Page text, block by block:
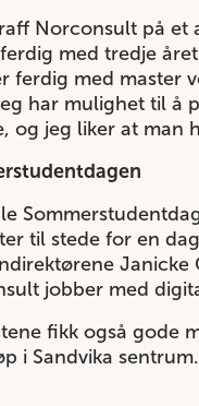
Norconsult på et
med tredje
ferdig med master
har mulighet til å
og jeg liker at man
til stede for en
Janicke
jobber med
fikk også gode
i Sandvika